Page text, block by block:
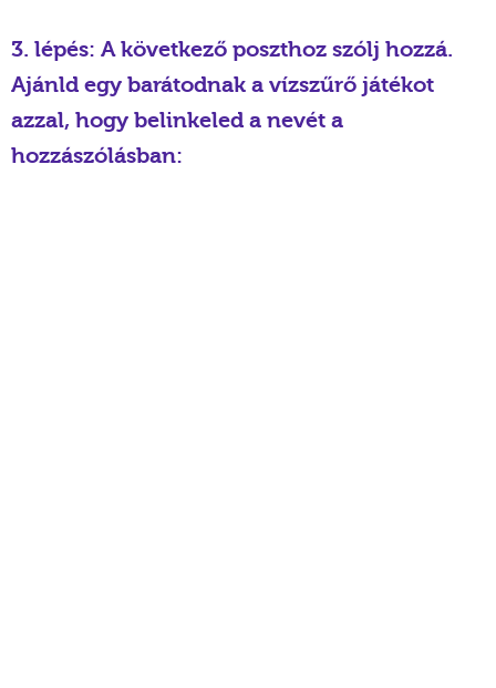
3. lépés: A következő poszthoz szólj hozzá.
Ajánld egy barátodnak a vízszűrő játékot
azzal, hogy belinkeled a nevét a
hozzászólásban: